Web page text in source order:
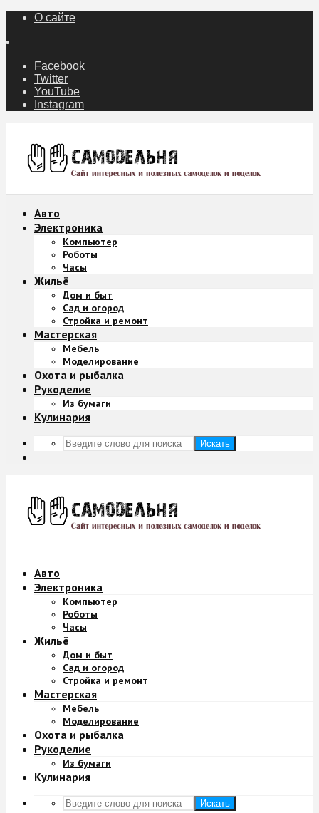
О сайте
Facebook
Twitter
YouTube
Instagram
Авто
Электроника
Компьютер
Роботы
Часы
Жильё
Дом и быт
Сад и огород
Стройка и ремонт
Мастерская
Мебель
Моделирование
Охота и рыбалка
Рукоделие
Из бумаги
Кулинария
Искать
Авто
Электроника
Компьютер
Роботы
Часы
Жильё
Дом и быт
Сад и огород
Стройка и ремонт
Мастерская
Мебель
Моделирование
Охота и рыбалка
Рукоделие
Из бумаги
Кулинария
Искать